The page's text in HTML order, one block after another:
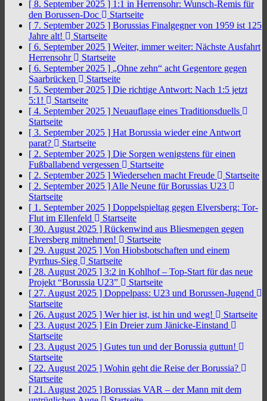
[ 8. September 2025 ] 1:1 in Herrensohr: Wunsch-Remis für
den Borussen-Doc
Startseite
[ 7. September 2025 ] Borussias Finalgegner von 1959 ist 125
Jahre alt!
Startseite
[ 6. September 2025 ] Weiter, immer weiter: Nächste Ausfahrt
Herrensohr
Startseite
[ 6. September 2025 ] „Ohne zehn“ acht Gegentore gegen
Saarbrücken
Startseite
[ 5. September 2025 ] Die richtige Antwort: Nach 1:5 jetzt
5:1!
Startseite
[ 4. September 2025 ] Neuauflage eines Traditionsduells
Startseite
[ 3. September 2025 ] Hat Borussia wieder eine Antwort
parat?
Startseite
[ 2. September 2025 ] Die Sorgen wenigstens für einen
Fußballabend vergessen
Startseite
[ 2. September 2025 ] Wiedersehen macht Freude
Startseite
[ 2. September 2025 ] Alle Neune für Borussias U23
Startseite
[ 1. September 2025 ] Doppelspieltag gegen Elversberg: Tor-
Flut im Ellenfeld
Startseite
[ 30. August 2025 ] Rückenwind aus Bliesmengen gegen
Elversberg mitnehmen!
Startseite
[ 29. August 2025 ] Von Hiobsbotschaften und einem
Pyrrhus-Sieg
Startseite
[ 28. August 2025 ] 3:2 in Kohlhof – Top-Start für das neue
Projekt “Borussia U23”
Startseite
[ 27. August 2025 ] Doppelpass: U23 und Borussen-Jugend
Startseite
[ 26. August 2025 ] Wer hier ist, ist hin und weg!
Startseite
[ 23. August 2025 ] Ein Dreier zum Jänicke-Einstand
Startseite
[ 23. August 2025 ] Gutes tun und der Borussia guttun!
Startseite
[ 22. August 2025 ] Wohin geht die Reise der Borussia?
Startseite
[ 21. August 2025 ] Borussias VAR – der Mann mit dem